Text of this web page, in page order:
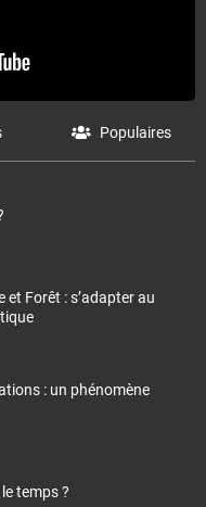
Populaires
Forêt : s’adapter au
: un phénomène
temps ?